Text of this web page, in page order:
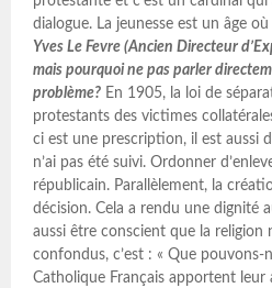
dialogue. La jeunesse est un âge
Yves Le Fevre (Ancien Directeur
mais pourquoi ne pas parler
problème? En 1905, la loi de
protestants des victimes
ci est une prescription, il est aussi
n’ai pas été suivi. Ordonner
républicain. Parallèlement, la
décision. Cela a rendu une dignité
aussi être conscient que la religion
confondus, c’est : « Que pouvons-
Catholique Français apportent